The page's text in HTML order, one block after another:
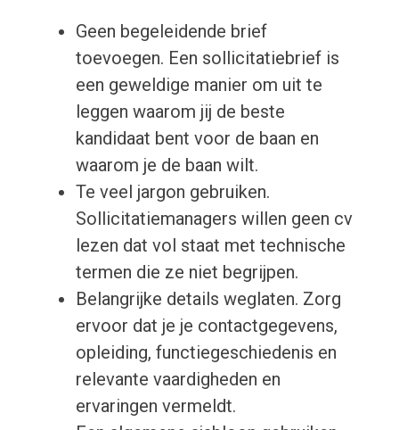
Geen begeleidende brief
toevoegen. Een sollicitatiebrief is
een geweldige manier om uit te
leggen waarom jij de beste
kandidaat bent voor de baan en
waarom je de baan wilt.
Te veel jargon gebruiken.
Sollicitatiemanagers willen geen cv
lezen dat vol staat met technische
termen die ze niet begrijpen.
Belangrijke details weglaten. Zorg
ervoor dat je je contactgegevens,
opleiding, functiegeschiedenis en
relevante vaardigheden en
ervaringen vermeldt.